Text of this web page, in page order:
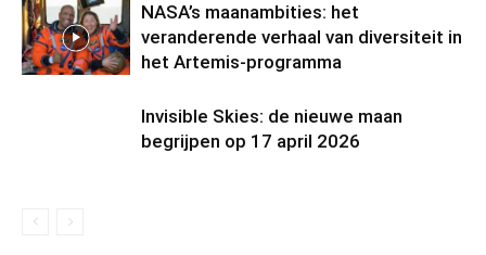
NASA’s maanambities: het
veranderende verhaal van diversiteit in
het Artemis-programma
Invisible Skies: de nieuwe maan
begrijpen op 17 april 2026